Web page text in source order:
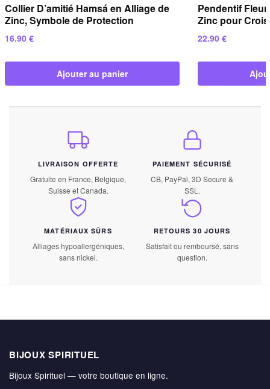
Collier D’amitié Hamsá en Alliage de
Zinc, Symbole de Protection
16.90 €
Ajouter au panier
Pendentif
Zinc pour
22.90 €
LIVRAISON OFFERTE
Gratuite en France, Belgique,
Suisse et Canada.
PAIEMENT SÉCURISÉ
CB, PayPal, 3D Secure &
SSL.
MATÉRIAUX SÛRS
Alliages hypoallergéniques,
sans nickel.
RETOURS 30 JOURS
Satisfait ou remboursé, sans
question.
BIJOUX SPIRITUEL
Bijoux Spirituel — votre boutique en ligne.